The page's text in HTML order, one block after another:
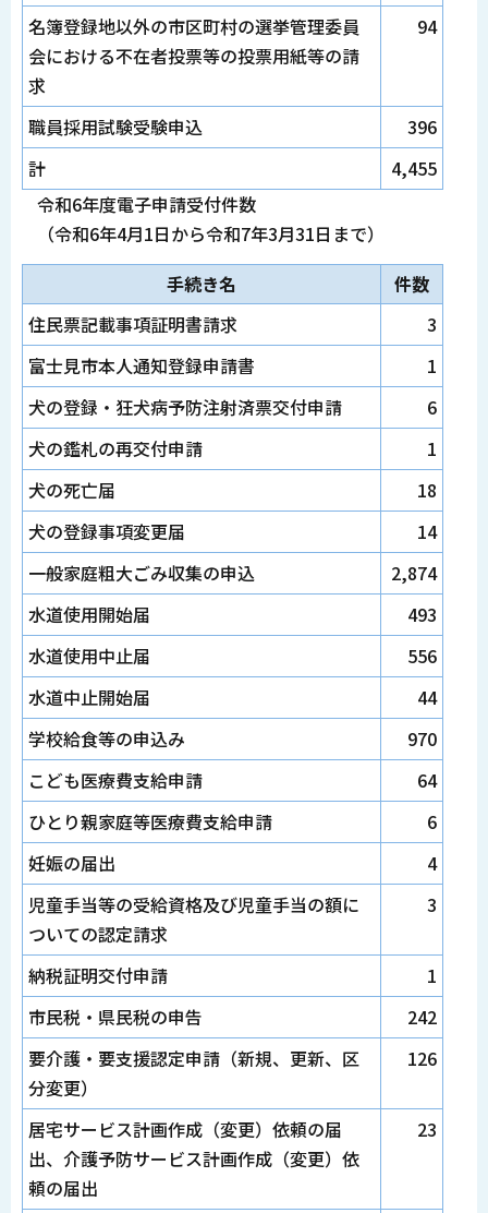
名簿登録地以外の市区町村の選挙管理委員
会における不在者投票等の投票用紙等の請
求
94
職員採用試験受験申込
396
計
4,455
令和6年度電子申請受付件数
（令和6年4月1日から令和7年3月31日まで）
手続き名
件数
住民票記載事項証明書請求
3
富士見市本人通知登録申請書
1
犬の登録・狂犬病予防注射済票交付申請
6
犬の鑑札の再交付申請
1
犬の死亡届
18
犬の登録事項変更届
14
一般家庭粗大ごみ収集の申込
2,874
水道使用開始届
493
水道使用中止届
556
水道中止開始届
44
学校給食等の申込み
970
こども医療費支給申請
64
ひとり親家庭等医療費支給申請
6
妊娠の届出
4
児童手当等の受給資格及び児童手当の額に
ついての認定請求
3
納税証明交付申請
1
市民税・県民税の申告
242
要介護・要支援認定申請（新規、更新、区
分変更）
126
居宅サービス計画作成（変更）依頼の届
出、介護予防サービス計画作成（変更）依
頼の届出
23